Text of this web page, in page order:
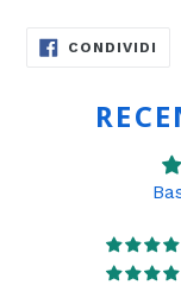
CONDIVIDI